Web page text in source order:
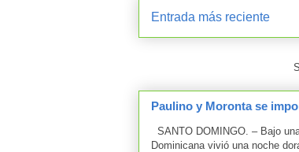
Entrada más reciente
Paulino y Moronta se
SANTO DOMINGO. – Bajo
Dominicana vivió una noche